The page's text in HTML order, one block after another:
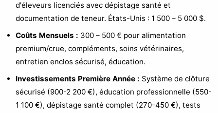
d'éleveurs licenciés avec dépistage santé et
documentation de teneur. États-Unis : 1 500 – 5 000 $.
Coûts Mensuels : 300 – 500 € pour alimentation
premium/crue, compléments, soins vétérinaires,
entretien enclos sécurisé, éducation.
Investissements Première Année : Système de clôture
sécurisé (900-2 200 €), éducation professionnelle (550-
1 100 €), dépistage santé complet (270-450 €), tests